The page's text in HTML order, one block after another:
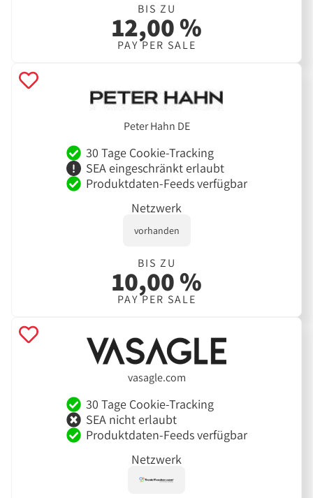
BIS ZU
12,00 %
PAY PER SALE
Peter Hahn DE
30 Tage Cookie-Tracking
SEA eingeschränkt erlaubt
Produktdaten-Feeds verfügbar
Netzwerk
vorhanden
BIS ZU
10,00 %
PAY PER SALE
vasagle.com
30 Tage Cookie-Tracking
SEA nicht erlaubt
Produktdaten-Feeds verfügbar
Netzwerk